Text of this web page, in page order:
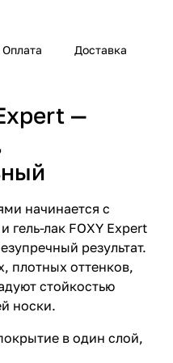
Оплата Доставка
—
начинается с
гель-лак FOXY Expert
результат.
плотных оттенков,
стойкостью
носки.
в один слой,